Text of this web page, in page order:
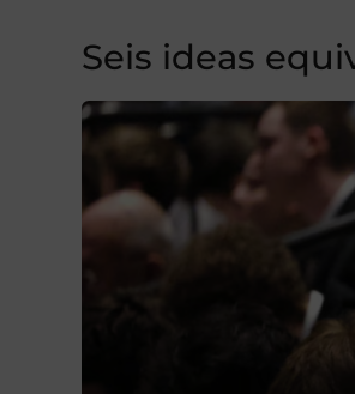
Seis ideas